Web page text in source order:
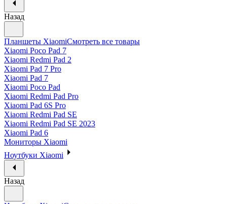
Назад
Планшеты XiaomiСмотреть все товары
Xiaomi Poco Pad 7
Xiaomi Redmi Pad 2
Xiaomi Pad 7 Pro
Xiaomi Pad 7
Xiaomi Poco Pad
Xiaomi Redmi Pad Pro
Xiaomi Pad 6S Pro
Xiaomi Redmi Pad SE
Xiaomi Redmi Pad SE 2023
Xiaomi Pad 6
Мониторы Xiaomi
Ноутбуки Xiaomi
Назад